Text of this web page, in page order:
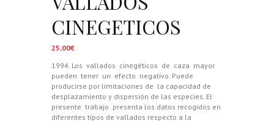
CINEGETICOS
25,00€
1994. Los vallados cinegéticos de caza mayor
pueden tener un efecto negativo. Puede
producirse por limitaciones de la capacidad de
desplazamiento y dispersión de las especies. El
presente trabajo presenta los datos recogidos en
diferentes tipos de vallados respecto a la